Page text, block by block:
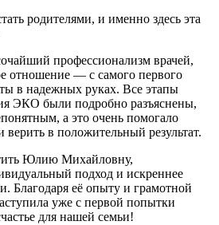
родителями, и именно здесь эта
профессионализм врачей,
отношение — с самого первого
в надежных руках. Все этапы
ЭКО были подробно разъяснены,
а это очень помогало
верить в положительный результат.
Юлию Михайловну,
подход и искреннее
Благодаря её опыту и грамотной
уже с первой попытки
для нашей семьи!